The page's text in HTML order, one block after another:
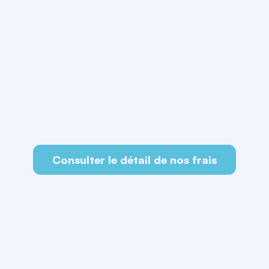
Consulter le détail de nos frais